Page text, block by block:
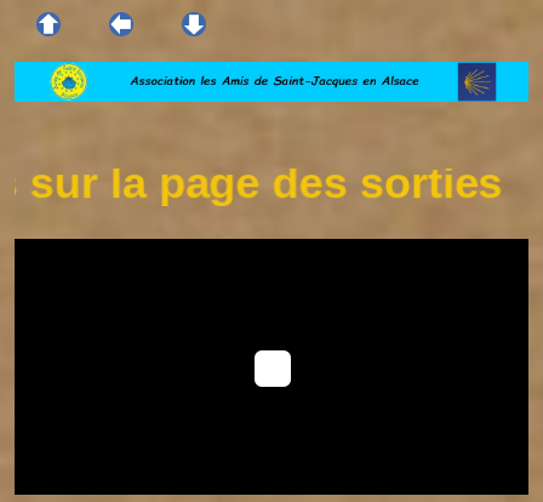
la page des sorties